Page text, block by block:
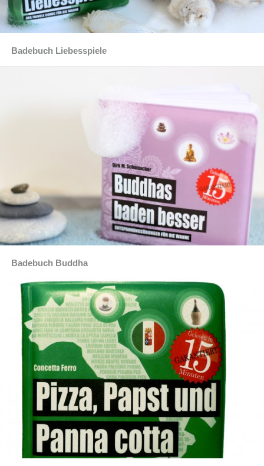
Badebuch Liebesspiele
Badebuch Buddha